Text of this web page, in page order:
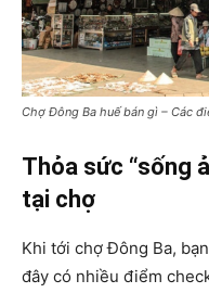
Chợ Đông Ba huế bán gì – Các
Thỏa sức “sống
tại chợ
Khi tới chợ Đông Ba,
đây có nhiều điểm